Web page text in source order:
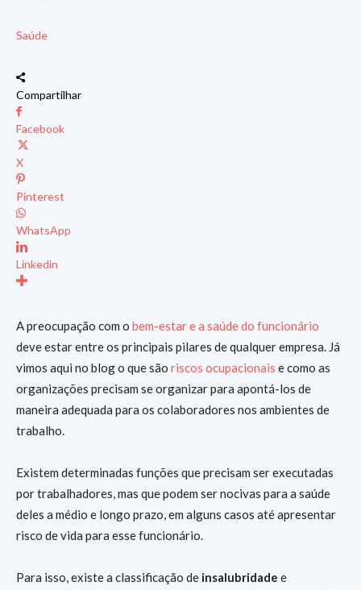
Saúde
Compartilhar
Facebook
X
Pinterest
WhatsApp
Linkedin
A preocupação com o bem-estar e a saúde do funcionário
deve estar entre os principais pilares de qualquer empresa. Já
vimos aqui no blog o que são riscos ocupacionais e como as
organizações precisam se organizar para apontá-los de
maneira adequada para os colaboradores nos ambientes de
trabalho.
Existem determinadas funções que precisam ser executadas
por trabalhadores, mas que podem ser nocivas para a saúde
deles a médio e longo prazo, em alguns casos até apresentar
risco de vida para esse funcionário.
Para isso, existe a classificação de insalubridade e